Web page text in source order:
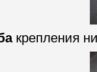
крепления